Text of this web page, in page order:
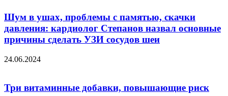
Шум в ушах, проблемы с памятью, скачки
давления: кардиолог Степанов назвал основные
причины сделать УЗИ сосудов шеи
24.06.2024
Три витаминные добавки, повышающие риск